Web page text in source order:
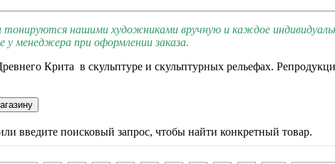
тонируются нашими художниками вручную и каждое
менеджера при оформлении заказа.
Крита в скульптуре и скульптурных рельефах.
введите поисковый запрос, чтобы найти конкретный товар.